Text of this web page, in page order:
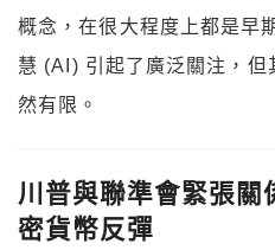
概念，在很大程度上都是早
慧 (AI) 引起了廣泛關注，但
然有限。
川普與聯準會緊張關
密貨幣反彈